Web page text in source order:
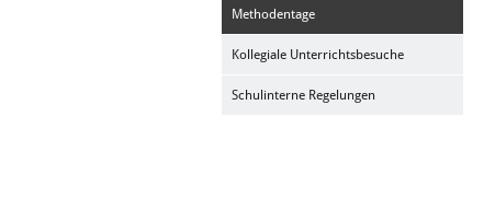
Methodentage
Kollegiale Unterrichtsbesuche
Schulinterne Regelungen